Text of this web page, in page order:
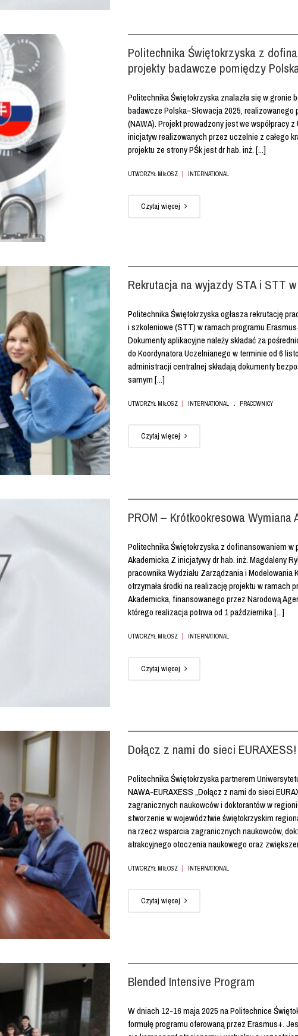
Politechnika Świętokrzyska z
projekty badawcze pomiędzy
Politechnika Świętokrzyska znalazła się w
badawcze Polska–Słowacja 2025,
(NAWA). Projekt prowadzony jest we współpracy
inicjatyw realizowanych przez uczelnie z całego
projektu ze strony PŚk jest dr hab. inż. [...]
UTWORZYŁ MIŁOSZ | INTERNATIONAL
Czytaj więcej
Rekrutacja na wyjazdy STA i STT
Politechnika Świętokrzyska ogłasza rekrutację
i szkoleniowe (STT) w ramach programu
Dokumenty aplikacyjne należy składać za
do Koordynatora Uczelnianego w terminie od 6
administracji centralnej składają dokumenty
samym [...]
UTWORZYŁ MIŁOSZ | INTERNATIONAL . PRACOWNICY
Czytaj więcej
PROM – Krótkookresowa Wymiana
Politechnika Świętokrzyska z dofinansowaniem
Akademicka Z inicjatywy dr hab. inż. Magdaleny
pracownika Wydziału Zarządzania i
otrzymała środki na realizację projektu w ramach
Akademicka, finansowanego przez Narodową
którego realizacja potrwa od 1 października [...]
UTWORZYŁ MIŁOSZ | INTERNATIONAL
Czytaj więcej
Dołącz z nami do sieci EURAXESS!
Politechnika Świętokrzyska partnerem
NAWA-EURAXESS „Dołącz z nami do sieci
zagranicznych naukowców i doktorantów w
stworzenie w województwie świętokrzyskim
na rzecz wsparcia zagranicznych naukowców,
atrakcyjnego otoczenia naukowego oraz
UTWORZYŁ MIŁOSZ | INTERNATIONAL
Czytaj więcej
Blended Intensive Program
W dniach 12-16 maja 2025 na Politechnice
formułę programu oferowaną przez Erasmus+.